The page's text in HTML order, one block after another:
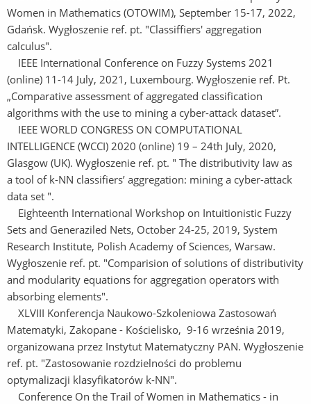
Women in Mathematics (OTOWIM), September 15-17, 2022,
Gdańsk. Wygłoszenie ref. pt. "Classiffiers' aggregation
calculus".
IEEE International Conference on Fuzzy Systems 2021
(online) 11-14 July, 2021, Luxembourg. Wygłoszenie ref. Pt.
„Comparative assessment of aggregated classification
algorithms with the use to mining a cyber-attack dataset”.
IEEE WORLD CONGRESS ON COMPUTATIONAL
INTELLIGENCE (WCCI) 2020 (online) 19 – 24th July, 2020,
Glasgow (UK). Wygłoszenie ref. pt. " The distributivity law as
a tool of k-NN classifiers’ aggregation: mining a cyber-attack
data set ".
Eighteenth International Workshop on Intuitionistic Fuzzy
Sets and Generaziled Nets, October 24-25, 2019, System
Research Institute, Polish Academy of Sciences, Warsaw.
Wygłoszenie ref. pt. "Comparision of solutions of distributivity
and modularity equations for aggregation operators with
absorbing elements".
XLVIII Konferencja Naukowo-Szkoleniowa Zastosowań
Matematyki, Zakopane - Kościelisko, 9-16 września 2019,
organizowana przez Instytut Matematyczny PAN. Wygłoszenie
ref. pt. "Zastosowanie rozdzielności do problemu
optymalizacji klasyfikatorów k-NN".
Conference On the Trail of Women in Mathematics - in